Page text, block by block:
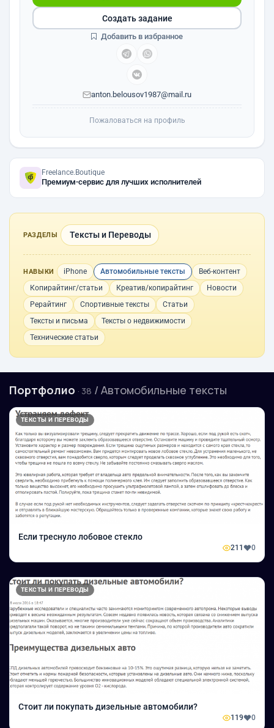
anton.belousov1987@mail.ru
Создать задание
Добавить в избранное
Пожаловаться на профиль
Freelance.Boutique
Премиум-сервис для лучших исполнителей
РАЗДЕЛЫ Тексты и Переводы
НАВЫКИ iPhone Автомобильные тексты
Веб-контент
Копирайтинг/статьи
Креатив/копирайтинг
Новости
Рерайтинг
Спортивные тексты
Статьи
Тексты и письма
Тексты о недвижимости
Технические статьи
Портфолио · 38 / Автомобильные тексты
ТЕКСТЫ И ПЕРЕВОДЫ
Если треснуло лобовое стекло
211 0
ТЕКСТЫ И ПЕРЕВОДЫ
Стоит ли покупать дизельные автомобили?
119 0